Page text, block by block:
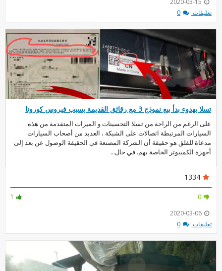
2020-03-15
تعليقات:
0
تسلا بهدوء بدأ بيع نموذج 3 مع رقائق القديمة بسبب فيروس كورونا
على الرغم من الراحة من تسلا التحسينات و الميزات المتقدمة من هذه
السيارات المرتبطة اتصالات على الشبكة ، العديد من أصحاب السيارات
مدعاة للقلق هو حقيقة أن الشركة المصنعة في الحقيقة الوصول عن بعد إلى
أجهزة الكمبيوتر الخاصة بهم. في حال...
1334
1
0
2020-03-06
تعليقات:
0